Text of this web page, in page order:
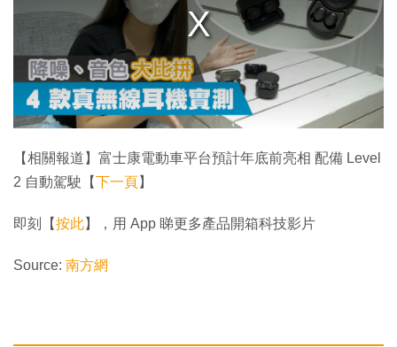
d
.
【相關報道】富士康電動車平台預計年底前亮相 配備 Level
2 自動駕駛【下一頁】
即刻【按此】，用 App 睇更多產品開箱科技影片
Source: 南方網